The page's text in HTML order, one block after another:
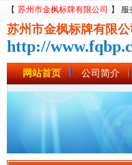
【 苏州市金枫标牌有限公司 】 服
苏州市金枫标牌有限公
http://
网站首页 公司简介